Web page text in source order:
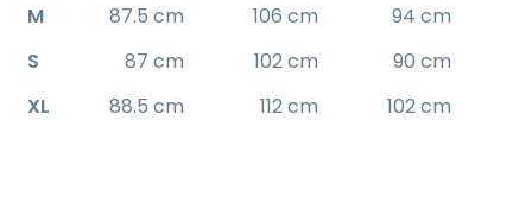
M
87.5 cm 106 cm
94 cm
S
87 cm 102 cm
90 cm
XL
88.5 cm 112 cm 102 cm